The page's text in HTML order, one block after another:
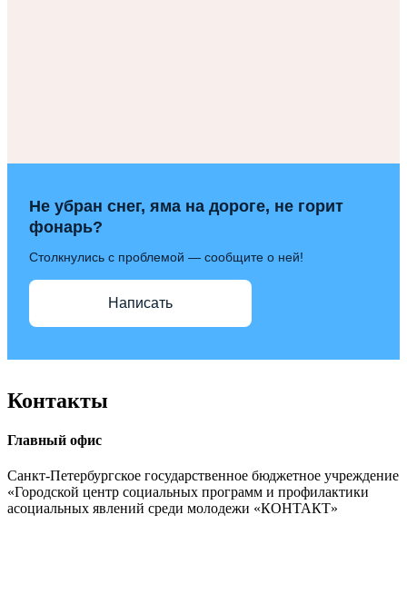
Не убран снег, яма на дороге, не горит
фонарь?
Столкнулись с проблемой — сообщите о ней!
Написать
Контакты
Главный офис
Санкт-Петербургское государственное бюджетное учреждение
«Городской центр социальных программ и профилактики
асоциальных явлений среди молодежи «КОНТАКТ»